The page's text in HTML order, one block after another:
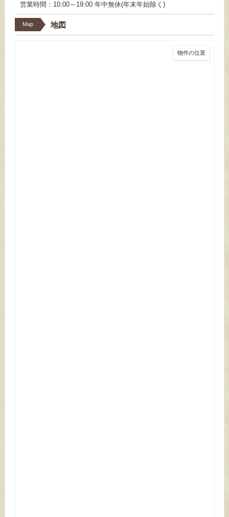
営業時間：10:00～19:00 年中無休(年末年始除く)
Map 地図
物件の位置